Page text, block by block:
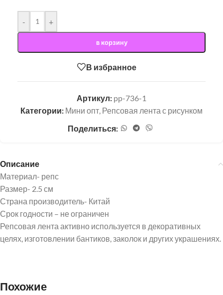
- +
в корзину
В избранное
Артикул: pp-736-1
Категории: Мини опт, Репсовая лента с рисунком
Поделиться:
Описание
Материал- репс
Размер- 2.5 см
Страна производитель- Китай
Срок годности – не ограничен
Репсовая лента активно используется в декоративных
целях, изготовлении бантиков, заколок и других украшениях.
Похожие